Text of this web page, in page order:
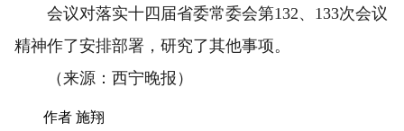
会议对落实十四届省委常委会第132、133次会议
精神作了安排部署，研究了其他事项。
（来源：西宁晚报）
作者 施翔